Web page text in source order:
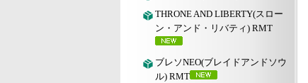
THRONE AND LIBERTY(スロー
ン・アンド・リバティ) RMT
ブレソNEO(ブレイドアンドソウ
ル) RMT